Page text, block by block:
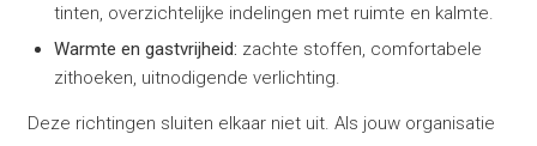
tinten, overzichtelijke indelingen met ruimte en kalmte.
Warmte en gastvrijheid: zachte stoffen, comfortabele
zithoeken, uitnodigende verlichting.
Deze richtingen sluiten elkaar niet uit. Als jouw organisatie